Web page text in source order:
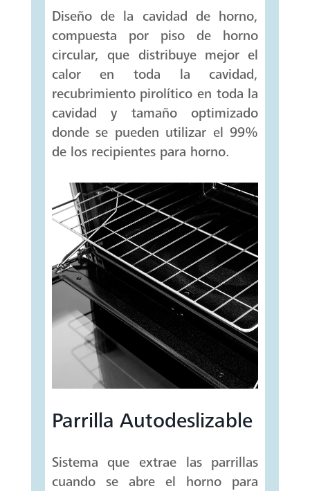
Diseño de la cavidad de horno,
compuesta por piso de horno
circular, que distribuye mejor el
calor en toda la cavidad,
recubrimiento pirolítico en toda la
cavidad y tamaño optimizado
donde se pueden utilizar el 99%
de los recipientes para horno.
Parrilla Autodeslizable
Sistema que extrae las parrillas
cuando se abre el horno para